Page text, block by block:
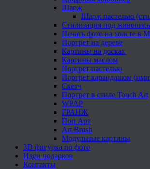
Шарж
Шарж пастелью
Стилизация под живопись
Печать фото на холсте в
Портрет на дереве
Картины на досках
Картины маслом
Портрет пастелью
Портрет карандашом
Скетч
Портрет в стиле Touch Art
WPAP
ГРАНЖ
Поп Арт
Art Brush
Модульные картины
3D фигурка по фото
Идеи подарков
Контакты